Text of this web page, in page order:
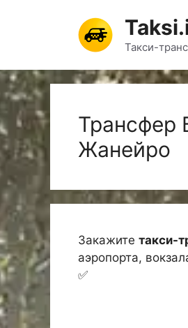
содержимому
Такси-
Трансфер
Жанейро
Закажите такси-
аэропорта,
✅